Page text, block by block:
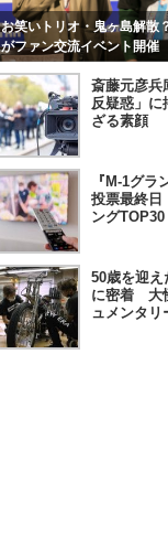
お笑いトリオ・鬼ヶ島解散
がファン交流イベント開催
斎藤元彦兵
反疑惑」に
ざる素顔
『M-1グラ
投票最終
ングTOP30
50歳を迎え
に密着 大
ュメンタリ